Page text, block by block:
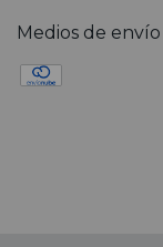
Medios de envío